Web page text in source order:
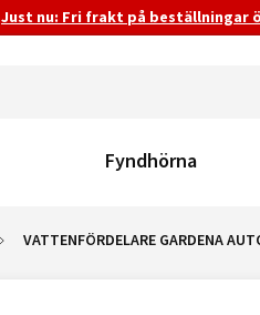
Just nu: Fri frakt på beställningar
Fyndhörna
VATTENFÖRDELARE GARDENA